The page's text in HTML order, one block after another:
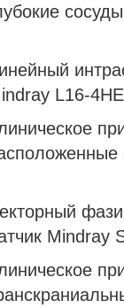
сосуды
L16-4HE
Mindray